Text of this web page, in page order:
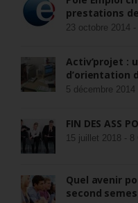
prestations
23 octobre 2014 -
Activ’projet :
d’orientation
5 décembre 2014
FIN DES ASS
15 juillet 2018 - 8
Quel avenir
second